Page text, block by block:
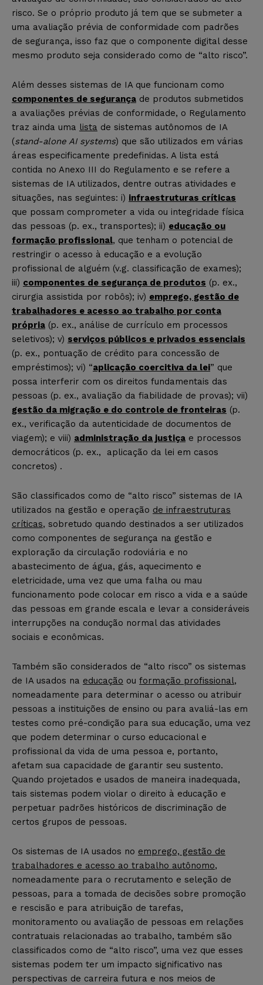
risco. Se o próprio produto já tem que se submeter a
uma avaliação prévia de conformidade com padrões
de segurança, isso faz que o componente digital desse
mesmo produto seja considerado como de “alto risco”.
Além desses sistemas de IA que funcionam como
componentes de segurança de produtos submetidos
a avaliações prévias de conformidade, o Regulamento
traz ainda uma lista de sistemas autônomos de IA
(stand-alone AI systems) que são utilizados em várias
áreas especificamente predefinidas. A lista está
contida no Anexo III do Regulamento e se refere a
sistemas de IA utilizados, dentre outras atividades e
situações, nas seguintes: i) infraestruturas críticas
que possam comprometer a vida ou integridade física
das pessoas (p. ex., transportes); ii) educação ou
formação profissional, que tenham o potencial de
restringir o acesso à educação e a evolução
profissional de alguém (v.g. classificação de exames);
iii) componentes de segurança de produtos (p. ex.,
cirurgia assistida por robôs); iv) emprego, gestão de
trabalhadores e acesso ao trabalho por conta
própria (p. ex., análise de currículo em processos
seletivos); v) serviços públicos e privados essenciais
(p. ex., pontuação de crédito para concessão de
empréstimos); vi) “aplicação coercitiva da lei” que
possa interferir com os direitos fundamentais das
pessoas (p. ex., avaliação da fiabilidade de provas); vii)
gestão da migração e do controle de fronteiras (p.
ex., verificação da autenticidade de documentos de
viagem); e viii) administração da justiça e processos
democráticos (p. ex., aplicação da lei em casos
concretos) .
São classificados como de “alto risco” sistemas de IA
utilizados na gestão e operação de infraestruturas
críticas, sobretudo quando destinados a ser utilizados
como componentes de segurança na gestão e
exploração da circulação rodoviária e no
abastecimento de água, gás, aquecimento e
eletricidade, uma vez que uma falha ou mau
funcionamento pode colocar em risco a vida e a saúde
das pessoas em grande escala e levar a consideráveis
interrupções na condução normal das atividades
sociais e econômicas.
Também são considerados de “alto risco” os sistemas
de IA usados na educação ou formação profissional,
nomeadamente para determinar o acesso ou atribuir
pessoas a instituições de ensino ou para avaliá-las em
testes como pré-condição para sua educação, uma vez
que podem determinar o curso educacional e
profissional da vida de uma pessoa e, portanto,
afetam sua capacidade de garantir seu sustento.
Quando projetados e usados de maneira inadequada,
tais sistemas podem violar o direito à educação e
perpetuar padrões históricos de discriminação de
certos grupos de pessoas.
Os sistemas de IA usados no emprego, gestão de
trabalhadores e acesso ao trabalho autônomo,
nomeadamente para o recrutamento e seleção de
pessoas, para a tomada de decisões sobre promoção
e rescisão e para atribuição de tarefas,
monitoramento ou avaliação de pessoas em relações
contratuais relacionadas ao trabalho, também são
classificados como de “alto risco”, uma vez que esses
sistemas podem ter um impacto significativo nas
perspectivas de carreira futura e nos meios de